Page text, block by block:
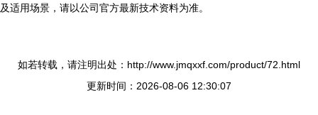
及适用场景，请以公司官方最新技术资料为准。
如若转载，请注明出处：http://www.jmqxxf.com/product/72.html
更新时间：2026-08-06 12:30:07